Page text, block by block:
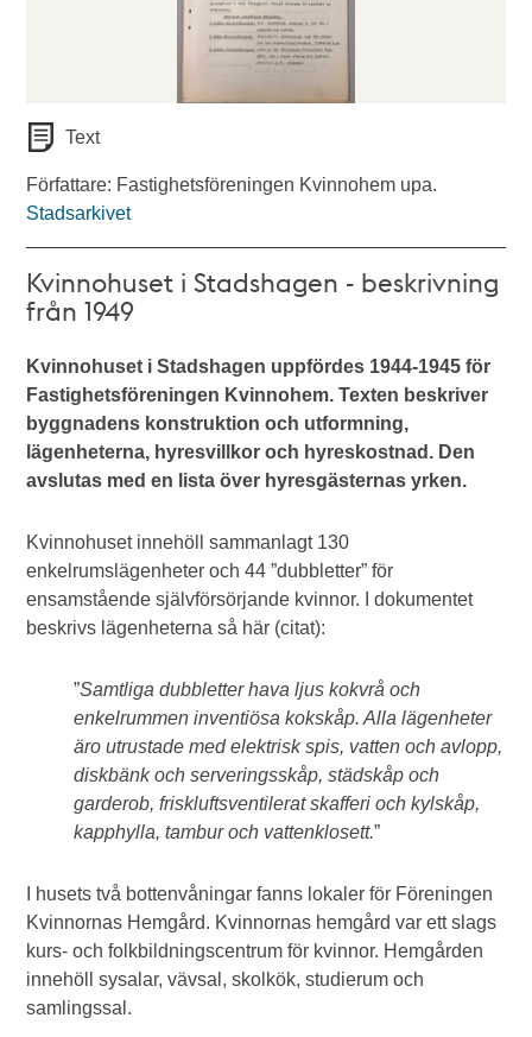
Text
Författare: Fastighetsföreningen Kvinnohem upa.
Stadsarkivet
Kvinnohuset i Stadshagen - beskrivning
från 1949
Kvinnohuset i Stadshagen uppfördes 1944-1945 för
Fastighetsföreningen Kvinnohem. Texten beskriver
byggnadens konstruktion och utformning,
lägenheterna, hyresvillkor och hyreskostnad. Den
avslutas med en lista över hyresgästernas yrken.
Kvinnohuset innehöll sammanlagt 130
enkelrumslägenheter och 44 ”dubbletter” för
ensamstående självförsörjande kvinnor. I dokumentet
beskrivs lägenheterna så här (citat):
”Samtliga dubbletter hava ljus kokvrå och
enkelrummen inventiösa kokskåp. Alla lägenheter
äro utrustade med elektrisk spis, vatten och avlopp,
diskbänk och serveringsskåp, städskåp och
garderob, friskluftsventilerat skafferi och kylskåp,
kapphylla, tambur och vattenklosett.”
I husets två bottenvåningar fanns lokaler för Föreningen
Kvinnornas Hemgård. Kvinnornas hemgård var ett slags
kurs- och folkbildningscentrum för kvinnor. Hemgården
innehöll sysalar, vävsal, skolkök, studierum och
samlingssal.